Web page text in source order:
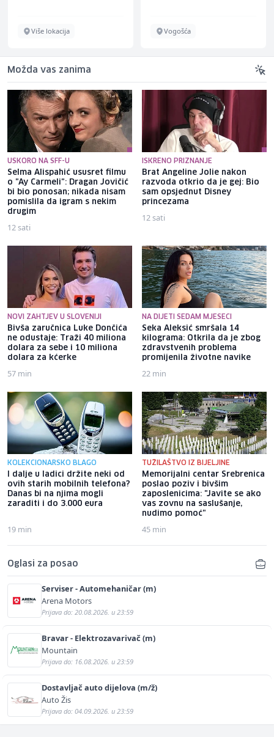
Više lokacija Vogošća
Možda vas zanima
USKORO NA SFF-U
Selma Alispahić ususret filmu
o "Ay Carmeli": Dragan Jovičić
bi bio ponosan; nikada nisam
pomislila da igram s nekim
drugim
12 sati
ISKRENO PRIZNANJE
Brat Angeline Jolie nakon
razvoda otkrio da je gej: Bio
sam opsjednut Disney
princezama
12 sati
NOVI ZAHTJEV U SLOVENIJI
Bivša zaručnica Luke Dončića
ne odustaje: Traži 40 miliona
dolara za sebe i 10 miliona
dolara za kćerke
57 min
NA DIJETI SEDAM MJESECI
Seka Aleksić smršala 14
kilograma: Otkrila da je zbog
zdravstvenih problema
promijenila životne navike
22 min
KOLEKCIONARSKO BLAGO
I dalje u ladici držite neki od
ovih starih mobilnih telefona?
Danas bi na njima mogli
zaraditi i do 3.000 eura
19 min
TUŽILAŠTVO IZ BIJELJINE
Memorijalni centar Srebrenica
poslao poziv i bivšim
zaposlenicima: "Javite se ako
vas zovnu na saslušanje,
nudimo pomoć"
45 min
Oglasi za posao
Serviser - Automehaničar (m)
Arena Motors
Prijava do: 20.08.2026. u 23:59
Bravar - Elektrozavarivač (m)
Mountain
Prijava do: 16.08.2026. u 23:59
Dostavljač auto dijelova (m/ž)
Auto Žis
Prijava do: 04.09.2026. u 23:59